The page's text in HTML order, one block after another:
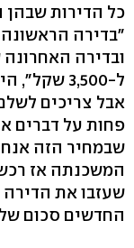
ובדירה
ל-3,500
אבל צריכים
פחות על דברים
שבמחיר הזה
המשכנתה אז
שעזבו את
החדשים סכום של 3,800 שקל.